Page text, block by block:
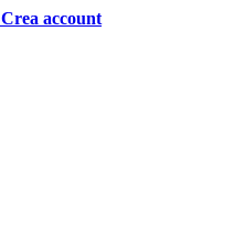
Crea account